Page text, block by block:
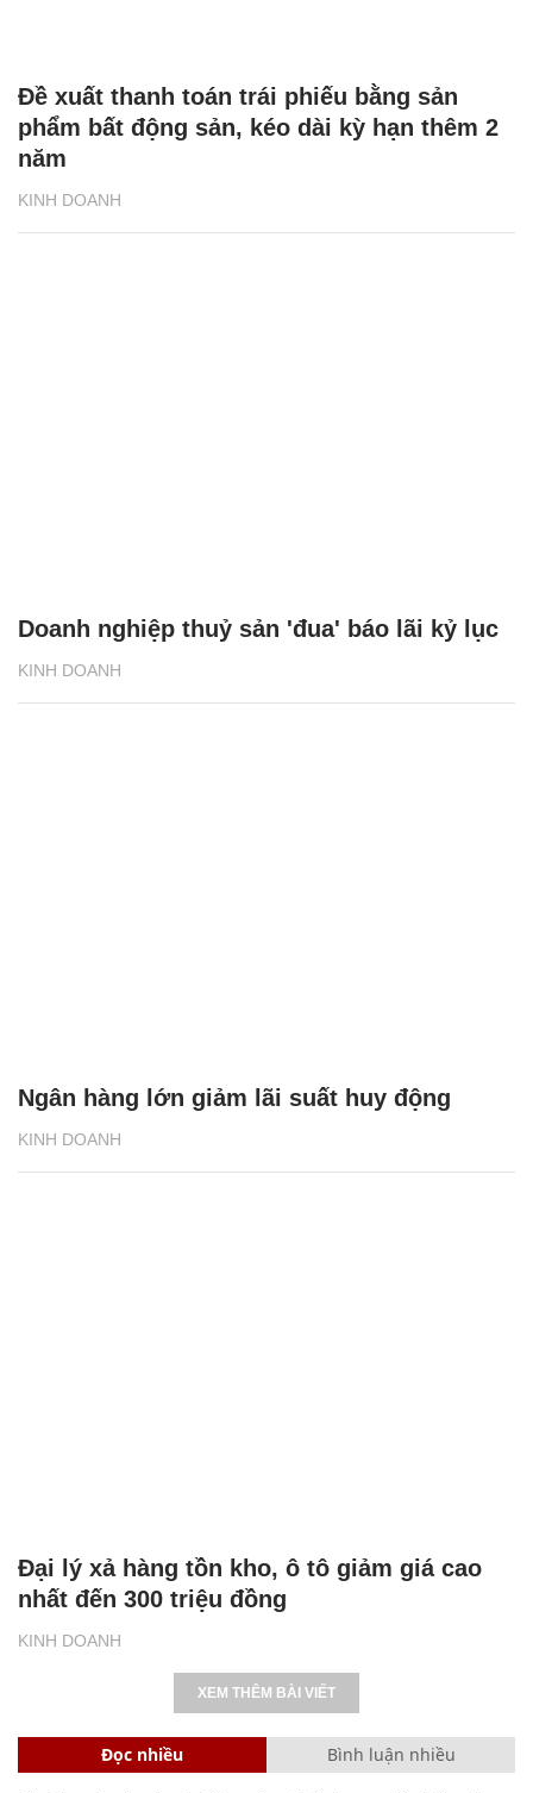
KINH DOANH
Đề xuất thanh toán trái phiếu bằng sản
phẩm bất động sản, kéo dài kỳ hạn thêm 2
năm
KINH DOANH
Doanh nghiệp thuỷ sản 'đua' báo lãi kỷ lục
KINH DOANH
Ngân hàng lớn giảm lãi suất huy động
KINH DOANH
Đại lý xả hàng tồn kho, ô tô giảm giá cao
nhất đến 300 triệu đồng
XEM THÊM BÀI VIẾT
Đọc nhiều Bình luận nhiều